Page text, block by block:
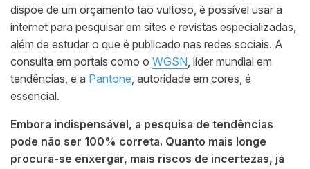
dispõe de um orçamento tão vultoso, é possível usar a
internet para pesquisar em sites e revistas especializadas,
além de estudar o que é publicado nas redes sociais. A
consulta em portais como o WGSN , líder mundial em
tendências, e a Pantone , autoridade em cores, é
essencial.
Embora indispensável, a pesquisa de tendências
pode não ser 100% correta. Quanto mais longe
procura-se enxergar, mais riscos de incertezas, já